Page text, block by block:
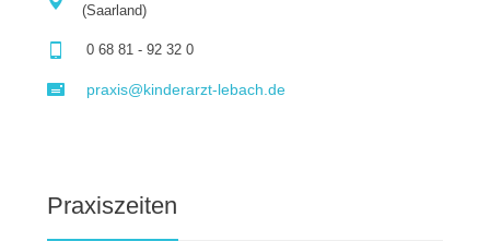
(Saarland)
0 68 81 - 92 32 0
praxis@kinderarzt-lebach.de
Praxiszeiten